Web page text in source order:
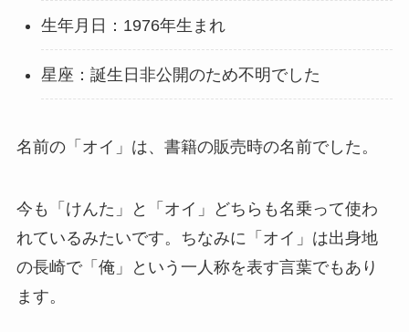
生年月日：1976年生まれ
星座：誕生日非公開のため不明でした
名前の「オイ」は、書籍の販売時の名前でした。
今も「けんた」と「オイ」どちらも名乗って使わ
れているみたいです。ちなみに「オイ」は出身地
の長崎で「俺」という一人称を表す言葉でもあり
ます。